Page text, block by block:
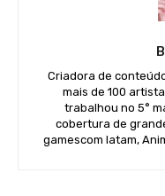
Criadora de
mais de 100
trabalhou no 5°
cobertura de
gamescom latam,